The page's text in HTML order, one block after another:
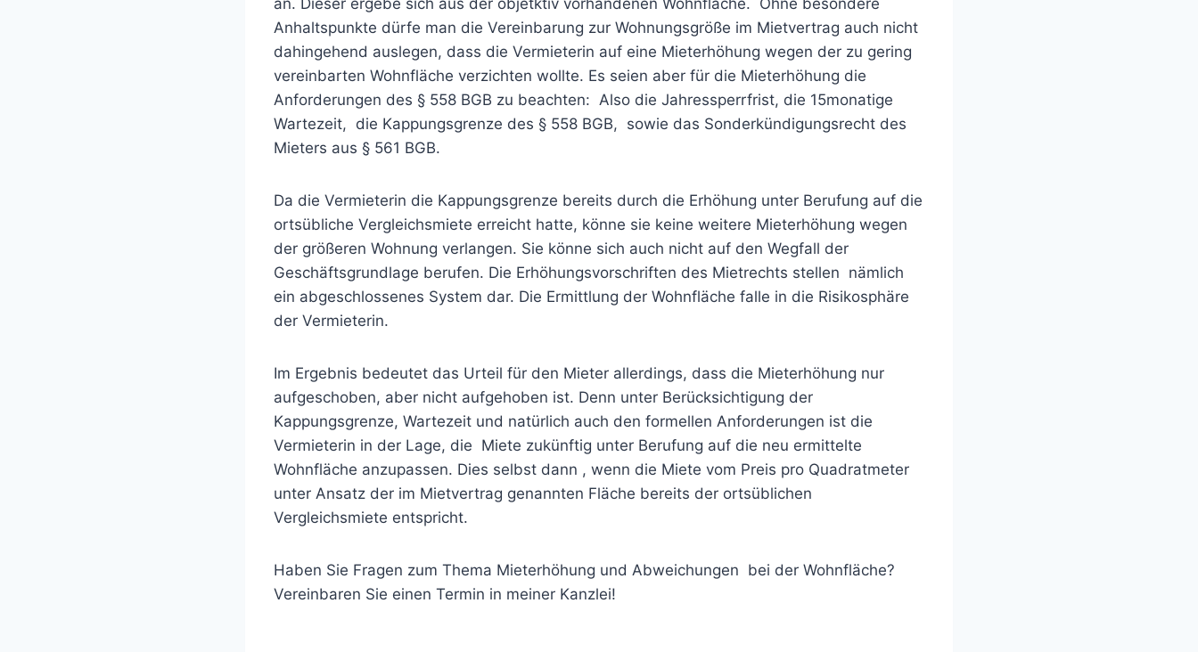
Anhaltspunkte dürfe man die Vereinbarung zur Wohnungsgröße im Mietvertrag auch nicht
dahingehend auslegen, dass die Vermieterin auf eine Mieterhöhung wegen der zu gering
vereinbarten Wohnfläche verzichten wollte. Es seien aber für die Mieterhöhung die
Anforderungen des § 558 BGB zu beachten: Also die Jahressperrfrist, die 15monatige
Wartezeit, die Kappungsgrenze des § 558 BGB, sowie das Sonderkündigungsrecht des
Mieters aus § 561 BGB.
Da die Vermieterin die Kappungsgrenze bereits durch die Erhöhung unter Berufung auf die
ortsübliche Vergleichsmiete erreicht hatte, könne sie keine weitere Mieterhöhung wegen
der größeren Wohnung verlangen. Sie könne sich auch nicht auf den Wegfall der
Geschäftsgrundlage berufen. Die Erhöhungsvorschriften des Mietrechts stellen nämlich
ein abgeschlossenes System dar. Die Ermittlung der Wohnfläche falle in die Risikosphäre
der Vermieterin.
Im Ergebnis bedeutet das Urteil für den Mieter allerdings, dass die Mieterhöhung nur
aufgeschoben, aber nicht aufgehoben ist. Denn unter Berücksichtigung der
Kappungsgrenze, Wartezeit und natürlich auch den formellen Anforderungen ist die
Vermieterin in der Lage, die Miete zukünftig unter Berufung auf die neu ermittelte
Wohnfläche anzupassen. Dies selbst dann , wenn die Miete vom Preis pro Quadratmeter
unter Ansatz der im Mietvertrag genannten Fläche bereits der ortsüblichen
Vergleichsmiete entspricht.
Haben Sie Fragen zum Thema Mieterhöhung und Abweichungen bei der Wohnfläche?
Vereinbaren Sie einen Termin in meiner Kanzlei!